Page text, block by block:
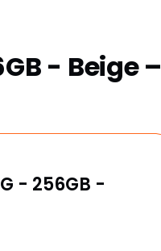
- Beige –
- 256GB -